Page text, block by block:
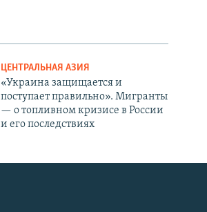
ЦЕНТРАЛЬНАЯ АЗИЯ
«Украина защищается и
поступает правильно». Мигранты
— о топливном кризисе в России
и его последствиях